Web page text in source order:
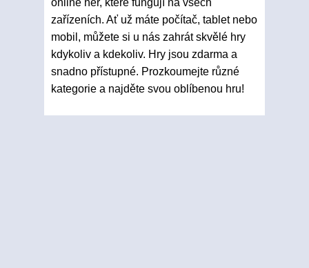
online her, které fungují na všech
zařízeních. Ať už máte počítač, tablet nebo
mobil, můžete si u nás zahrát skvělé hry
kdykoliv a kdekoliv. Hry jsou zdarma a
snadno přístupné. Prozkoumejte různé
kategorie a najděte svou oblíbenou hru!